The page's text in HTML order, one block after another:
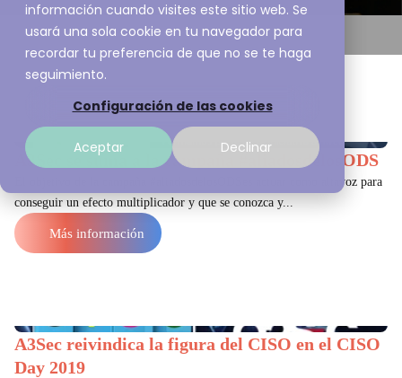
información cuando visites este sitio web. Se
usará una sola cookie en tu navegador para
recordar tu preferencia de que no se te haga
seguimiento.
Configuración de las cookies
Aceptar Declinar
A3Sec se suma a la campaña #aliadosdelosODS
El objetivo de la campaña #aliadosdelosODSes actuar como altavoz para
conseguir un efecto multiplicador y que se conozca y...
Más información
A3Sec reivindica la figura del CISO en el CISO
Day 2019